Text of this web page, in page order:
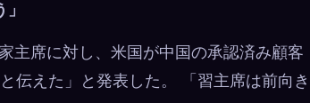
主席に対し、米国が中国の承認済み顧客
伝えた」と発表した。 「習主席は前向き